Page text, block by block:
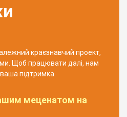
краєзнавчий проект,
Щоб працювати далі, нам
підтримка.
меценатом на